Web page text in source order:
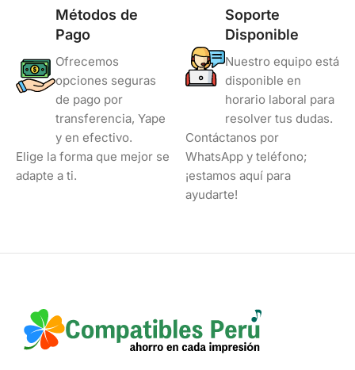
Métodos de
Pago
Ofrecemos
opciones seguras
de pago por
transferencia, Yape
y en efectivo.
Elige la forma que mejor se
adapte a ti.
Soporte
Disponible
Nuestro equipo está
disponible en
horario laboral para
resolver tus dudas.
Contáctanos por
WhatsApp y teléfono;
¡estamos aquí para
ayudarte!